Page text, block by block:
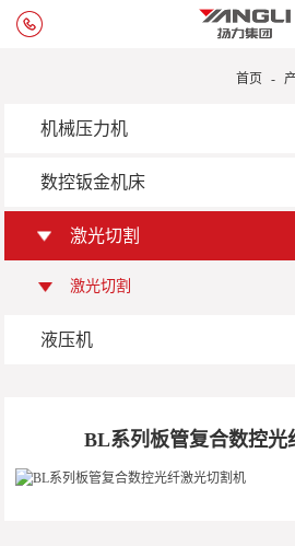
首页 -
机械压力机
数控钣金机床
激光切割
激光切割
液压机
BL系列板管复合数控光